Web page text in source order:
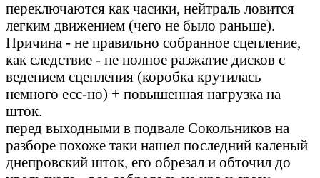
переключаются как часики, нейтраль ловится
легким движением (чего не было раньше).
Причина - не правильно собранное сцепление,
как следствие - не полное разжатие дисков с
ведением сцепления (коробка крутилась
немного есс-но) + повышенная нагрузка на
шток.
перед выходными в подвале Сокольников на
разборе похоже таки нашел последний каленый
днепровский шток, его обрезал и обточил до